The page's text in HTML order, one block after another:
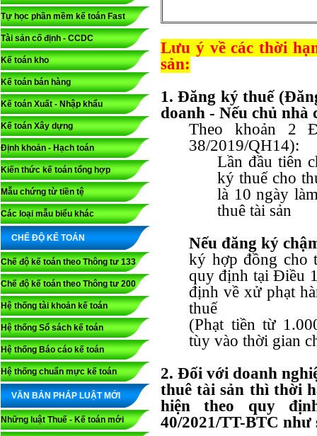
Tự học phần mềm kế toán Fast
Tài sản cố định - CCDC
Kế toán kho
Kế toán bán hàng
Kế toán Xuất - Nhập khẩu
Kế toán Xây dựng
Định khoản - Hạch toán
Kiến thức kế toán tổng hợp
Mẫu chứng từ tiền tệ
Các loại mẫu biểu khác
CHẾ ĐỘ KẾ TOÁN
Chế độ kế toán theo Thông tư 133
Chế độ kế toán theo Thông tư 200
Hệ thống tài khoản kế toán
Hệ thống Sổ sách kế toán
Hệ thống Báo cáo kế toán
Hệ thống chuẩn mực kế toán
VĂN BẢN PHÁP LUẬT MỚI
Những luật Thuế - Kế toán mới
Lưu ý về các thời
sản:
1. Đăng ký thuế
doanh - Nếu chủ nhà
Theo khoản 2
38/2019/QH14):
Lần đầu tiên
ký thuế cho
là 10 ngày
thuê tài sản
Nếu đăng ký
ký hợp đồng cho
quy định tại Điều
định về xử phạt
thuế
(Phạt tiền từ
tùy vào thời gian
2. Đối với doanh
thuê tài sản thì thời
hiện theo quy
40/2021/TT-BTC như